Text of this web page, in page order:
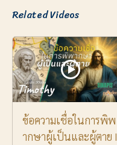
Related Videos
ข้อความเชื่อในการพิพ
ากษาผู้เป็นและผู้ตาย I